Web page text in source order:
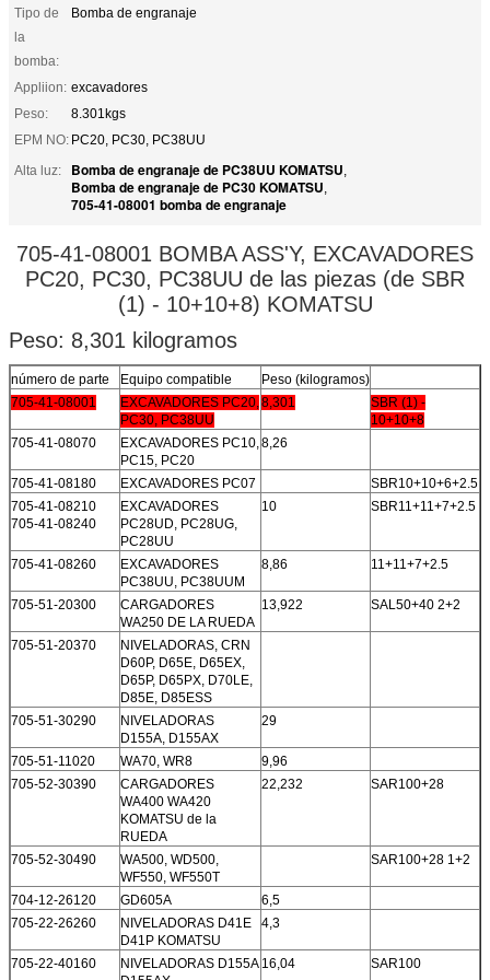
Tipo de
la
bomba:
Bomba de engranaje
Appliion: excavadores
Peso:
8.301kgs
EPM NO: PC20, PC30, PC38UU
Alta luz:
Bomba de engranaje de PC38UU KOMATSU,
Bomba de engranaje de PC30 KOMATSU,
705-41-08001 bomba de engranaje
705-41-08001 BOMBA ASS'Y, EXCAVADORES
PC20, PC30, PC38UU de las piezas (de SBR
(1) - 10+10+8) KOMATSU
Peso: 8,301 kilogramos
número de parte Equipo compatible
Peso (kilogramos)
705-41-08001
EXCAVADORES PC20,
PC30, PC38UU
8,301
SBR (1) -
10+10+8
705-41-08070
EXCAVADORES PC10,
PC15, PC20
8,26
705-41-08180 EXCAVADORES PC07
SBR10+10+6+2.5
705-41-08210
705-41-08240
EXCAVADORES
PC28UD, PC28UG,
PC28UU
10 SBR11+11+7+2.5
705-41-08260
EXCAVADORES
PC38UU, PC38UUM
8,86 11+11+7+2.5
705-51-20300
CARGADORES
WA250 DE LA RUEDA
13,922 SAL50+40 2+2
705-51-20370
NIVELADORAS, CRN
D60P, D65E, D65EX,
D65P, D65PX, D70LE,
D85E, D85ESS
705-51-30290
NIVELADORAS
D155A, D155AX
29
705-51-11020 WA70, WR8
9,96
705-52-30390
CARGADORES
WA400 WA420
KOMATSU de la
RUEDA
22,232 SAR100+28
705-52-30490
WA500, WD500,
WF550, WF550T
SAR100+28 1+2
704-12-26120 GD605A
6,5
705-22-26260
NIVELADORAS D41E
D41P KOMATSU
4,3
705-22-40160
NIVELADORAS D155A 16,04 SAR100